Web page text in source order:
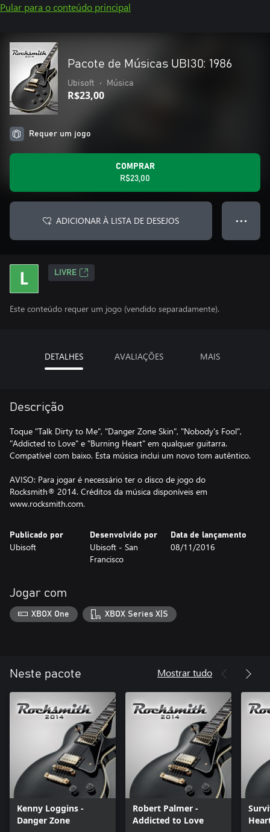
Pular para o conteúdo principal
Pacote de Músicas UBI30: 1986
Ubisoft • Música
R$23,00
Requer um jogo
COMPRAR
R$23,00
ADICIONAR À LISTA DE DESEJOS ● ● ●
LIVRE
Este conteúdo requer um jogo (vendido separadamente).
DETALHES AVALIAÇÕES MAIS
Descrição
Toque "Talk Dirty to Me", "Danger Zone Skin", "Nobody's Fool",
"Addicted to Love" e "Burning Heart" em qualquer guitarra.
Compatível com baixo. Esta música inclui um novo tom autêntico.
AVISO: Para jogar é necessário ter o disco de jogo do
Rocksmith® 2014. Créditos da música disponíveis em
www.rocksmith.com.
Publicado por
Ubisoft
Desenvolvido por
Ubisoft - San
Francisco
Data de lançamento
08/11/2016
Jogar com
XBOX One XBOX Series X|S
Neste pacote Mostrar tudo
Kenny Loggins -
Danger Zone
Robert Palmer -
Addicted to Love